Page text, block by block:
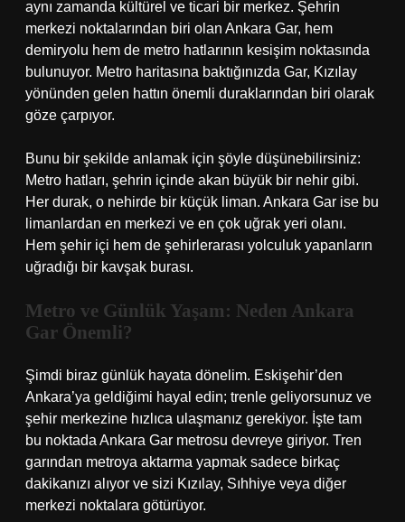
aynı zamanda kültürel ve ticari bir merkez. Şehrin
merkezi noktalarından biri olan Ankara Gar, hem
demiryolu hem de metro hatlarının kesişim noktasında
bulunuyor. Metro haritasına baktığınızda Gar, Kızılay
yönünden gelen hattın önemli duraklarından biri olarak
göze çarpıyor.
Bunu bir şekilde anlamak için şöyle düşünebilirsiniz:
Metro hatları, şehrin içinde akan büyük bir nehir gibi.
Her durak, o nehirde bir küçük liman. Ankara Gar ise bu
limanlardan en merkezi ve en çok uğrak yeri olanı.
Hem şehir içi hem de şehirlerarası yolculuk yapanların
uğradığı bir kavşak burası.
Metro ve Günlük Yaşam: Neden Ankara
Gar Önemli?
Şimdi biraz günlük hayata dönelim. Eskişehir’den
Ankara’ya geldiğimi hayal edin; trenle geliyorsunuz ve
şehir merkezine hızlıca ulaşmanız gerekiyor. İşte tam
bu noktada Ankara Gar metrosu devreye giriyor. Tren
garından metroya aktarma yapmak sadece birkaç
dakikanızı alıyor ve sizi Kızılay, Sıhhiye veya diğer
merkezi noktalara götürüyor.